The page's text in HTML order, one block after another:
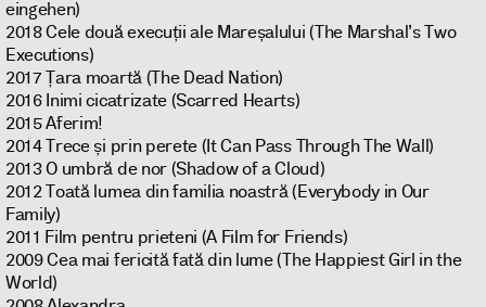
eingehen)
2018 Cele două execuții ale Mareșalului (The Marshal’s Two
Executions)
2017 Țara moartă (The Dead Nation)
2016 Inimi cicatrizate (Scarred Hearts)
2015 Aferim!
2014 Trece și prin perete (It Can Pass Through The Wall)
2013 O umbră de nor (Shadow of a Cloud)
2012 Toată lumea din familia noastră (Everybody in Our
Family)
2011 Film pentru prieteni (A Film for Friends)
2009 Cea mai fericită fată din lume (The Happiest Girl in the
World)